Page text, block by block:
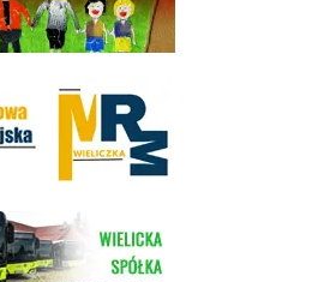
Spółki Transportowej